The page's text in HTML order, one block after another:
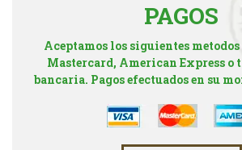
PAGOS
Aceptamos los siguientes metodos
Mastercard, American Express o
bancaria. Pagos efectuados en su